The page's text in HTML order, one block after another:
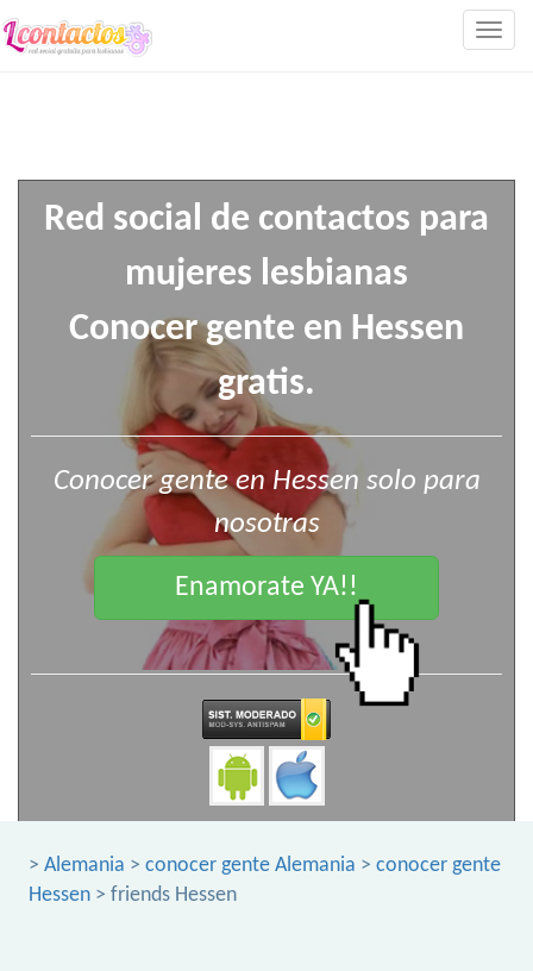
Red social de contactos para
mujeres lesbianas
Conocer gente en Hessen
gratis.
Conocer gente en Hessen solo para
nosotras
Enamorate YA!!
> Alemania > conocer gente Alemania > conocer gente
Hessen > friends Hessen